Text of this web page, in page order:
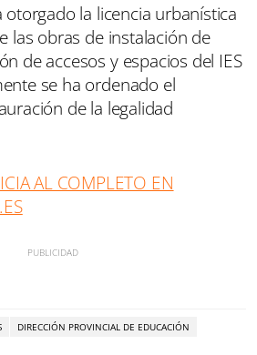
la licencia urbanística
las obras de instalación de
de accesos y espacios del IES
se ha ordenado el
de la legalidad
AL COMPLETO EN
DIRECCIÓN PROVINCIAL DE EDUCACIÓN